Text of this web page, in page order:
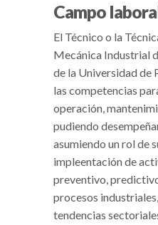
Campo
El Técnico o la
Mecánica Industrial
de la Universidad de
las competencias
operación,
pudiendo
asumiendo un rol de
impleentación de
preventivo,
procesos
tendencias